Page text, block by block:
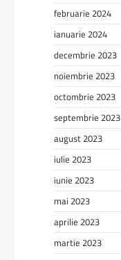
februarie 2024
ianuarie 2024
decembrie 2023
noiembrie 2023
octombrie 2023
septembrie 2023
august 2023
iulie 2023
iunie 2023
mai 2023
aprilie 2023
martie 2023